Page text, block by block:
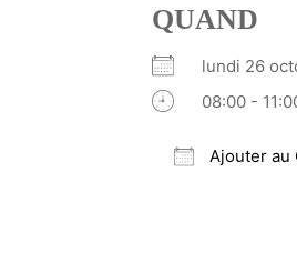
QUAND
lundi 26
08:00 -
Ajouter au